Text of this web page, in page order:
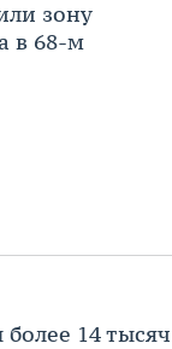
зону
в 68-м
14 тысяч